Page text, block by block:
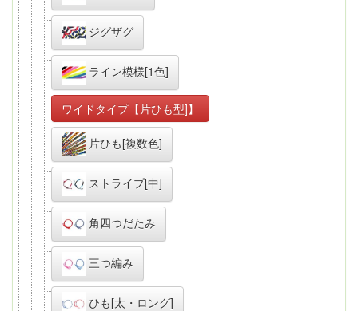
ジグザグ
ライン模様[1色]
ワイドタイプ【片ひも型]】
片ひも[複数色]
ストライプ[中]
角四つだたみ
三つ編み
ひも[太・ロング]